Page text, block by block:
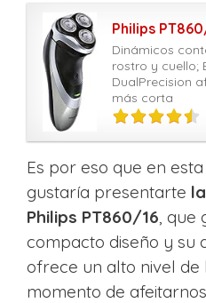
Dinámicos
rostro y cuello;
DualPrecision
más corta
Es por eso que en
gustaría presentarte
Philips PT860/16 ,
compacto diseño y su
ofrece un alto nivel de
momento de